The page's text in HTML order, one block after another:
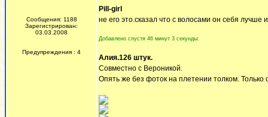
Сообщения: 1188
Зарегистрирован:
03.03.2008
Предупреждения : 4
Pill-girl
не его это.сказал что с волосами он себя лучше
Добавлено спустя 46 минут 3 секунды:
Алия.126 штук.
Совместно с Вероникой.
Опять же без фоток на плетении толком. Только